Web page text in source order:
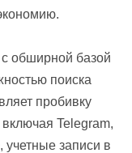
обширной базой
поиска
пробивку
Telegram,
записи в